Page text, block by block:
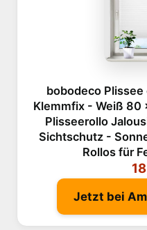
bobodeco
Klemmfix - Weiß 80
Plisseerollo
Sichtschutz -
Rollos für
Jetzt bei